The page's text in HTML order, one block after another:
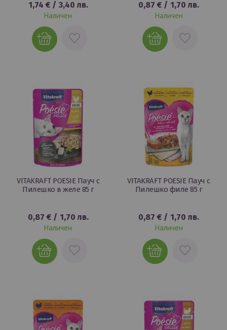
1,74 €/ 3,40 лв.
Наличен
ДОБАВИ
0,87 € / 1,70 лв.
Наличен
ДОБАВИ
VITAKRAFT POESIE Пауч с
Пилешко в желе 85 г
0,87 €/ 1,70 лв.
Наличен
ДОБАВИ
VITAKRAFT POESIE Пауч с
Пилешко филе 85 г
0,87 € / 1,70 лв.
Наличен
ДОБАВИ